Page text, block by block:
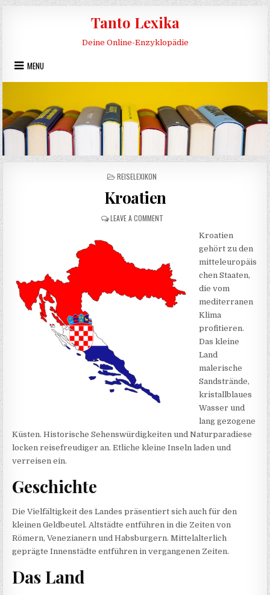
Skip to content
Tanto Lexika
Deine Online-Enzyklopädie
MENU
POSTED IN
REISELEXIKON
Kroatien
LEAVE A COMMENTON KROATIEN
Kroatien
gehört zu den
mitteleuropäis
chen Staaten,
die vom
mediterranen
Klima
profitieren.
Das kleine
Land
malerische
Sandstrände,
kristallblaues
Wasser und
lang gezogene
Küsten. Historische Sehenswürdigkeiten und Naturparadiese
locken reisefreudiger an. Etliche kleine Inseln laden und
verreisen ein.
Geschichte
Die Vielfältigkeit des Landes präsentiert sich auch für den
kleinen Geldbeutel. Altstädte entführen in die Zeiten von
Römern, Venezianern und Habsburgern. Mittelalterlich
geprägte Innenstädte entführen in vergangenen Zeiten.
Das Land